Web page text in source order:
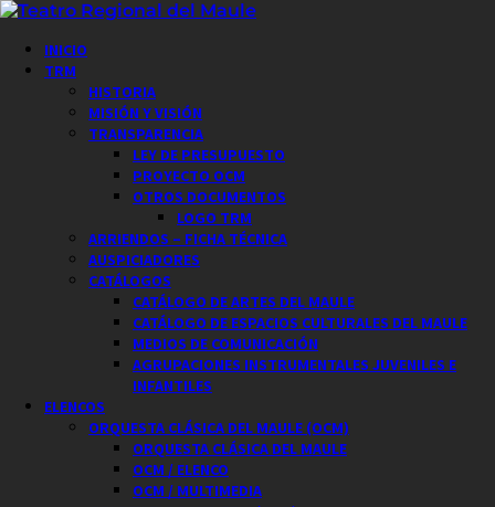
Saltar
contenido
Menú
principal
INICIO
TRM
HISTORIA
MISIÓN Y VISIÓN
TRANSPARENCIA
LEY DE PRESUPUESTO
PROYECTO OCM
OTROS DOCUMENTOS
LOGO TRM
ARRIENDOS – FICHA TÉCNICA
AUSPICIADORES
CATÁLOGOS
CATÁLOGO DE ARTES DEL MAULE
CATÁLOGO DE ESPACIOS CULTURALES DEL MAULE
MEDIOS DE COMUNICACIÓN
AGRUPACIONES INSTRUMENTALES JUVENILES E
INFANTILES
ELENCOS
ORQUESTA CLÁSICA DEL MAULE (OCM)
ORQUESTA CLÁSICA DEL MAULE
OCM / ELENCO
OCM / MULTIMEDIA